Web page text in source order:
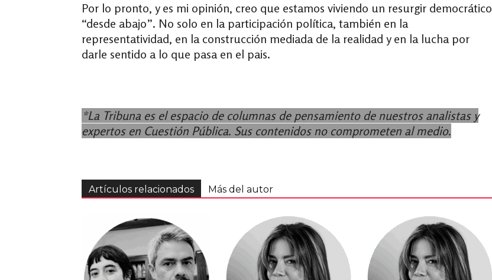
Por lo pronto, y es mi opinión, creo que estamos viviendo un resurgir democrático
“desde abajo”. No solo en la participación política, también en la
representatividad, en la construcción mediada de la realidad y en la lucha por
darle sentido a lo que pasa en el pais.
*La Tribuna es el espacio de columnas de pensamiento de nuestros analistas y
expertos en Cuestión Pública. Sus contenidos no comprometen al medio.
Artículos relacionados Más del autor